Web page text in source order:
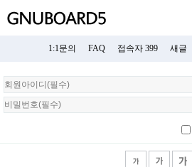
1:1문의 FAQ 접속자 399 새글
회
원
로